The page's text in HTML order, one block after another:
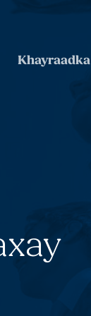
Khayraadka